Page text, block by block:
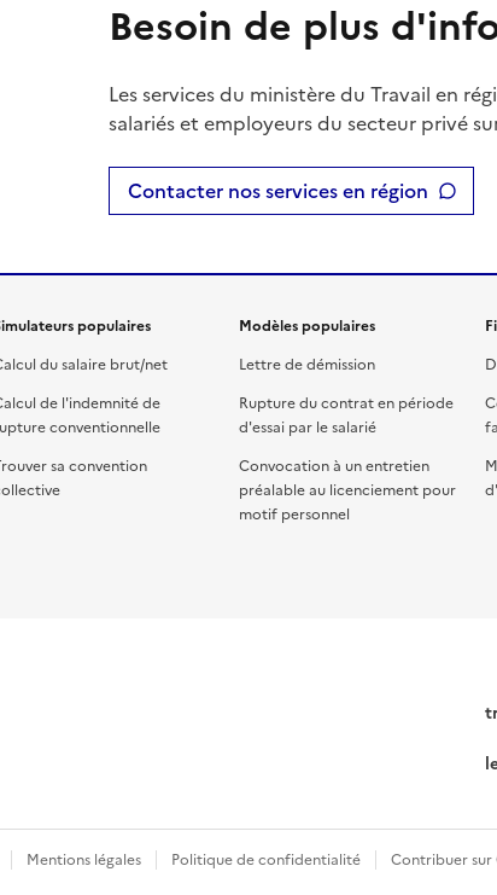
Besoin de plus
Les services du ministère du Travail en
salariés et employeurs du secteur privé
Contacter nos services en région
populaires
du salaire brut/net
de l'indemnité de
conventionnelle
sa convention
Modèles populaires
Lettre de démission
Rupture du contrat en période
d'essai par le salarié
Convocation à un entretien
préalable au licenciement pour
motif personnel
Mentions légales Politique de confidentialité Contribuer sur